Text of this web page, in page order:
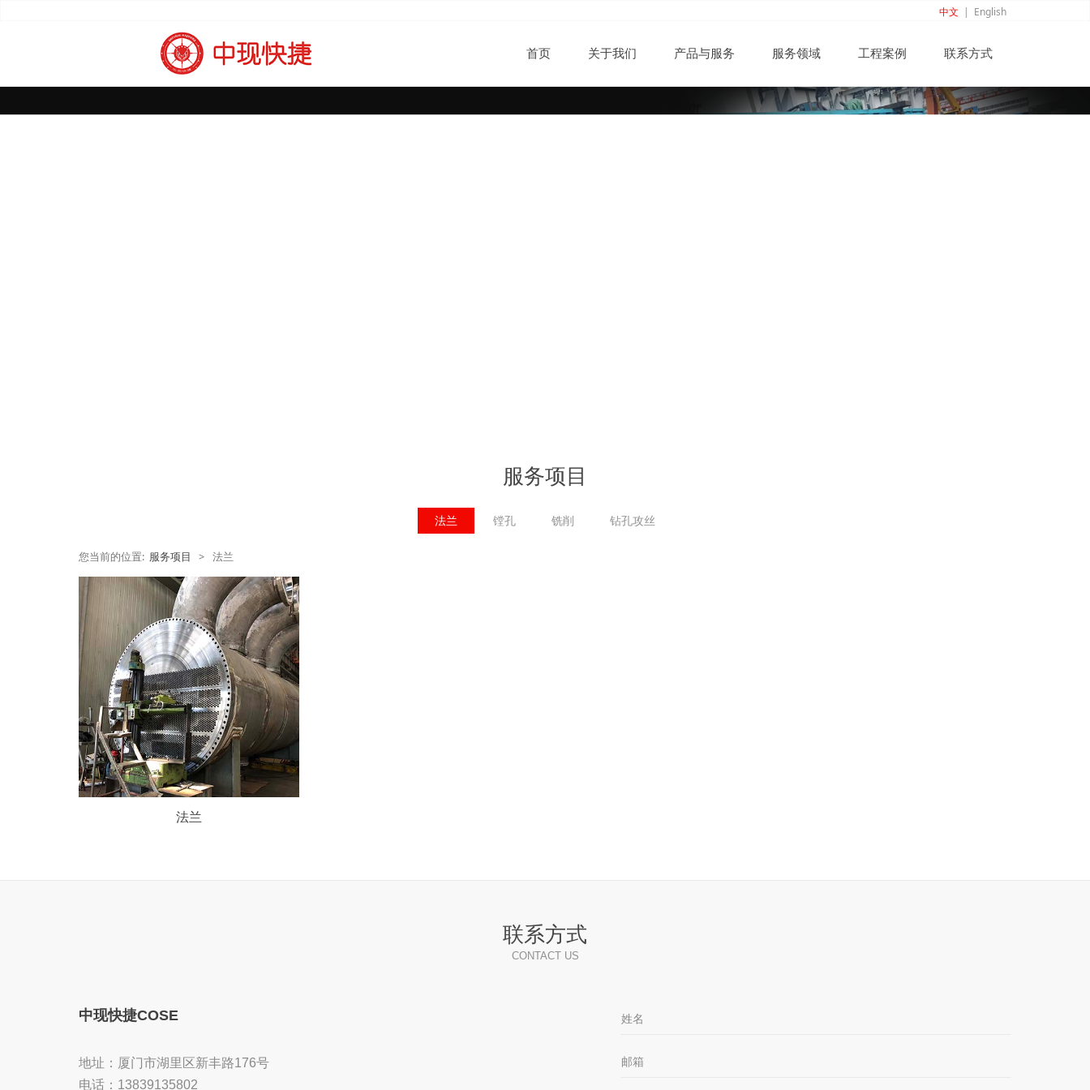
中文 | English
首页 关于我们 产品与服务 服务领域 工程案例 联系方式
服务项目
法兰 镗孔 铣削 钻孔攻丝
您当前的位置: 服务项目 > 法兰
法兰
联系方式
CONTACT US
中现快捷COSE
地址：厦门市湖里区新丰路176号
电话：13839135802
姓名
邮箱